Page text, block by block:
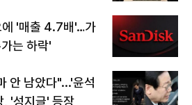
에 '매출 4.7배'…가
는 하락'
안 남았다"...'윤석
, '성지글' 등장